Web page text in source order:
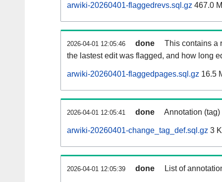
arwiki-20260401-flaggedrevs.sql.gz 467.0
2026-04-01 12:05:46 done
This contains a
the lastest edit was flagged, and how long
arwiki-20260401-flaggedpages.sql.gz 16.5
2026-04-01 12:05:41 done Annotation
arwiki-20260401-change_tag_def.sql.gz 3
2026-04-01 12:05:39 done List of